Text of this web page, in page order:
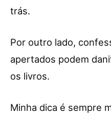
trás.
Por outro lado,
apertados podem
os livros.
Minha dica é sempre